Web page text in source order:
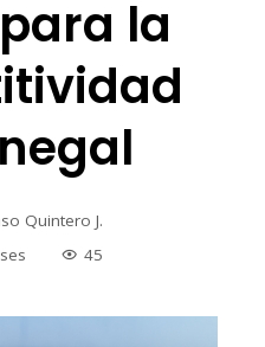
la
Quintero J.
45